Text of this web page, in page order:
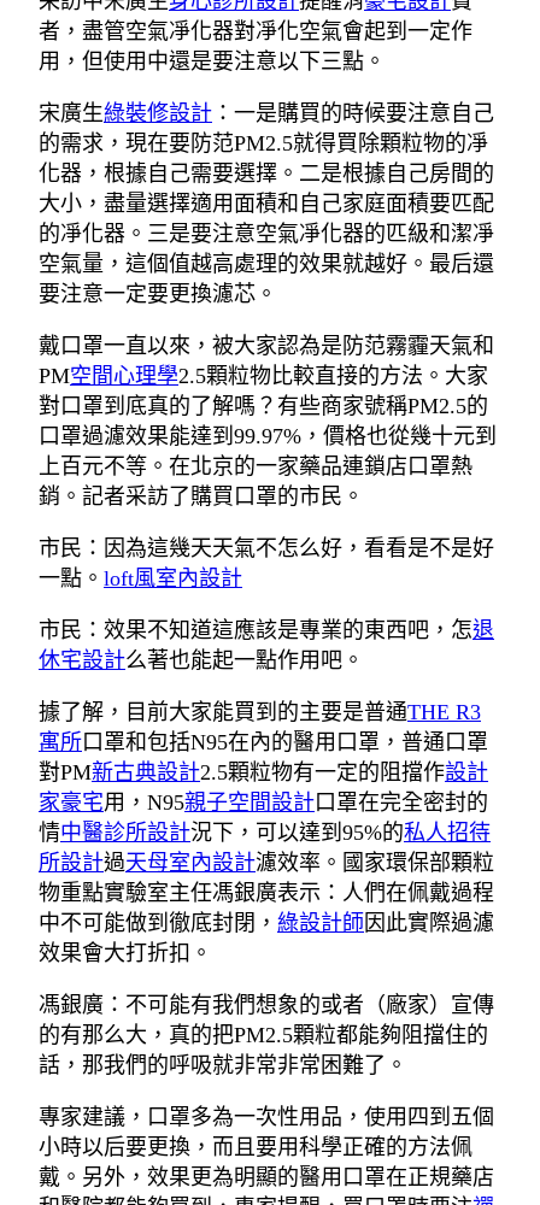
者，盡管空氣凈化器對凈化空氣會起到一定作
用，但使用中還是要注意以下三點。
宋廣生綠裝修設計 ：一是購買的時候要注意自己
的需求，現在要防范PM2.5就得買除顆粒物的凈
化器，根據自己需要選擇。二是根據自己房間的
大小，盡量選擇適用面積和自己家庭面積要匹配
的凈化器。三是要注意空氣凈化器的匹級和潔凈
空氣量，這個值越高處理的效果就越好。最后還
要注意一定要更換濾芯。
戴口罩一直以來，被大家認為是防范霧霾天氣和
PM空間心理學2.5顆粒物比較直接的方法。大家
對口罩到底真的了解嗎？有些商家號稱PM2.5的
口罩過濾效果能達到99.97%，價格也從幾十元到
上百元不等。在北京的一家藥品連鎖店口罩熱
銷。記者采訪了購買口罩的市民。
市民：因為這幾天天氣不怎么好，看看是不是好
一點。 loft風室內設計
市民：效果不知道這應該是專業的東西吧，怎退
休宅設計么著也能起一點作用吧。
據了解，目前大家能買到的主要是普通THE R3
寓所口罩和包括N95在內的醫用口罩，普通口罩
對PM新古典設計2.5顆粒物有一定的阻擋作設計
家豪宅用，N95親子空間設計口罩在完全密封的
情中醫診所設計況下，可以達到95%的私人招待
所設計過天母室內設計濾效率。國家環保部顆粒
物重點實驗室主任馮銀廣表示：人們在佩戴過程
中不可能做到徹底封閉， 綠設計師 因此實際過濾
效果會大打折扣。
馮銀廣：不可能有我們想象的或者（廠家）宣傳
的有那么大，真的把PM2.5顆粒都能夠阻擋住的
話，那我們的呼吸就非常非常困難了。
專家建議，口罩多為一次性用品，使用四到五個
小時以后要更換，而且要用科學正確的方法佩
戴。另外，效果更為明顯的醫用口罩在正規藥店